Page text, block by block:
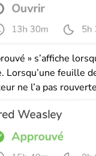
» s’affiche
Lorsqu’une feuille
ne l’a pas